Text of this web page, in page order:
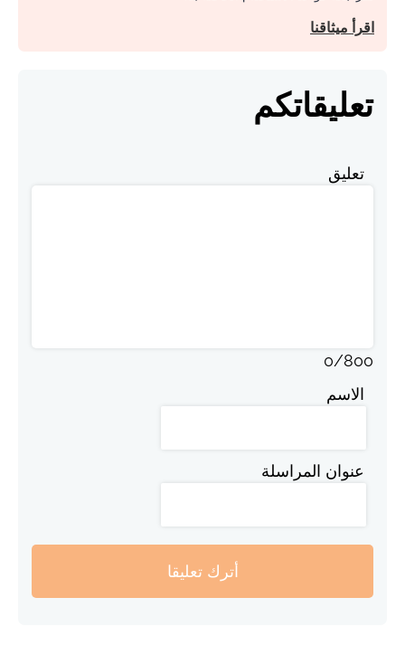
اقرأ ميثاقنا
تعليقاتكم
تعليق
0/800
الاسم
عنوان المراسلة
أترك تعليقا